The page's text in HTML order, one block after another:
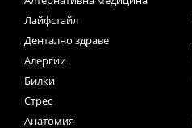
Лайфстайл
Дентално здраве
Алергии
Билки
Стрес
Анатомия